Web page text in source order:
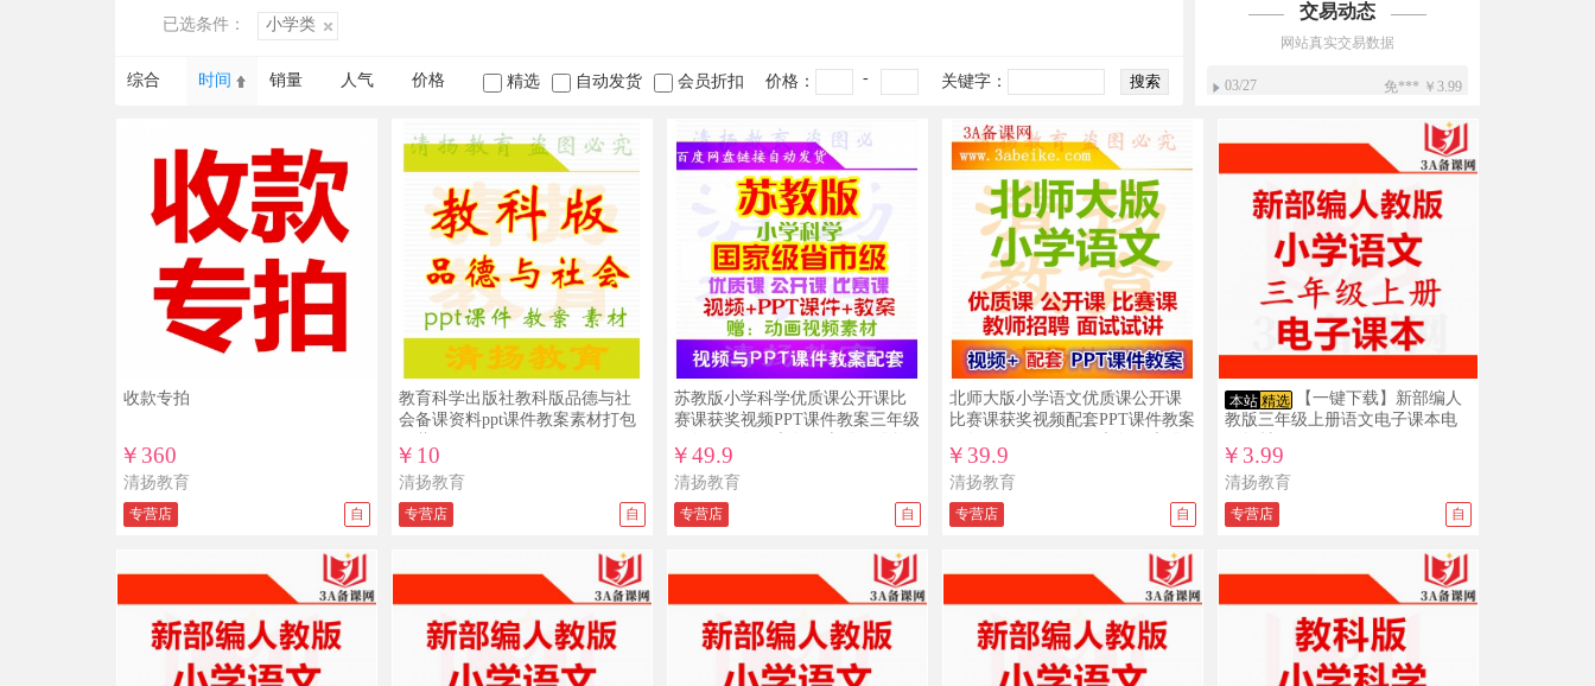
已选条件： 小学类
综合 时间 销量 人气 价格 精选 自动发货 会员折扣 价格： - 关键字：
交易动态
网站真实交易数据
03/27
免*** ￥3.99
03/25
。***。 ￥5.99
【下载PDF】人教版七年级下册数学教
师用书电子版
免*** ￥15
沪教版初中数学六年级七年级八年级九
年级上册下册PPT课件教案导学案试题
练习打包下载
小*** ￥19.9
PPT课件配套教案素材一二三四五六年
级上册下册整册打包下载
03/08
小*** ￥3.99
【一键下载】新部编人教版一年级下册
道德与法治电子课本电子教材
03/02
免*** ￥10
新目标人教版初中英语ppt课件教案导学
案复习资料试题练习导学案课文朗读
mp3单词录音电子课本七年级八年级九
年级上册下册全册整册打包下载免*** ￥15
沪教版初中数学六年级七年级八年级九
年级上册下册PPT课件教案导学案试题
免*** ￥5
收款专拍
￥360
清扬教育
专营店 自
教育科学出版社教科版品德与社
会备课资料ppt课件教案素材打包
￥10
清扬教育
专营店 自
苏教版小学科学优质课公开课比
赛课获奖视频PPT课件教案三年级
册打包下载
￥49.9
清扬教育
专营店 自
北师大版小学语文优质课公开课
比赛课获奖视频配套PPT课件教案
下册下载
￥39.9
清扬教育
专营店 自
本站 精选
【一键下载】新部编人
教版三年级上册语文电子课本电
￥3.99
清扬教育
专营店 自